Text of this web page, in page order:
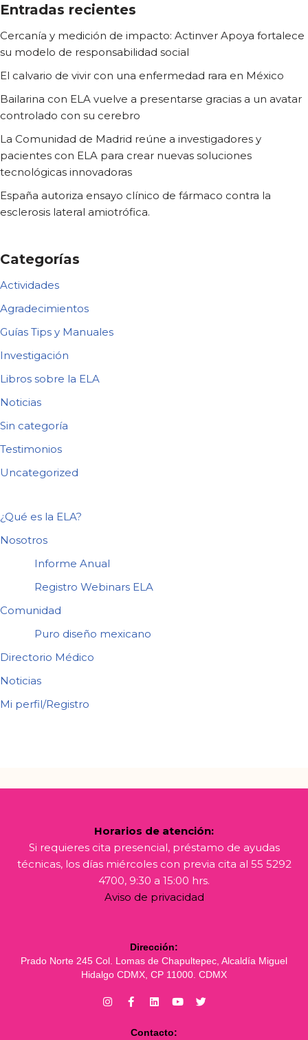
Entradas recientes
Cercanía y medición de impacto: Actinver Apoya fortalece
su modelo de responsabilidad social
El calvario de vivir con una enfermedad rara en México
Bailarina con ELA vuelve a presentarse gracias a un avatar
controlado con su cerebro
La Comunidad de Madrid reúne a investigadores y
pacientes con ELA para crear nuevas soluciones
tecnológicas innovadoras
España autoriza ensayo clínico de fármaco contra la
esclerosis lateral amiotrófica.
Categorías
Actividades
Agradecimientos
Guías Tips y Manuales
Investigación
Libros sobre la ELA
Noticias
Sin categoría
Testimonios
Uncategorized
¿Qué es la ELA?
Nosotros
Informe Anual
Registro Webinars ELA
Comunidad
Puro diseño mexicano
Directorio Médico
Noticias
Mi perfil/Registro
Horarios de atención:
Si requieres cita presencial, préstamo de ayudas
técnicas, los días miércoles con previa cita al 55 5292
4700, 9:30 a 15:00 hrs.
Aviso de privacidad
Dirección:
Prado Norte 245 Col. Lomas de Chapultepec, Alcaldía Miguel
Hidalgo CDMX, CP 11000. CDMX
Contacto: